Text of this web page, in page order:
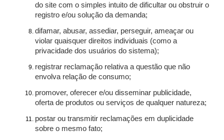
do site com o simples intuito de dificultar ou obstruir o
registro e/ou solução da demanda;
difamar, abusar, assediar, perseguir, ameaçar ou
violar quaisquer direitos individuais (como a
privacidade dos usuários do sistema);
registrar reclamação relativa a questão que não
envolva relação de consumo;
promover, oferecer e/ou disseminar publicidade,
oferta de produtos ou serviços de qualquer natureza;
postar ou transmitir reclamações em duplicidade
sobre o mesmo fato;